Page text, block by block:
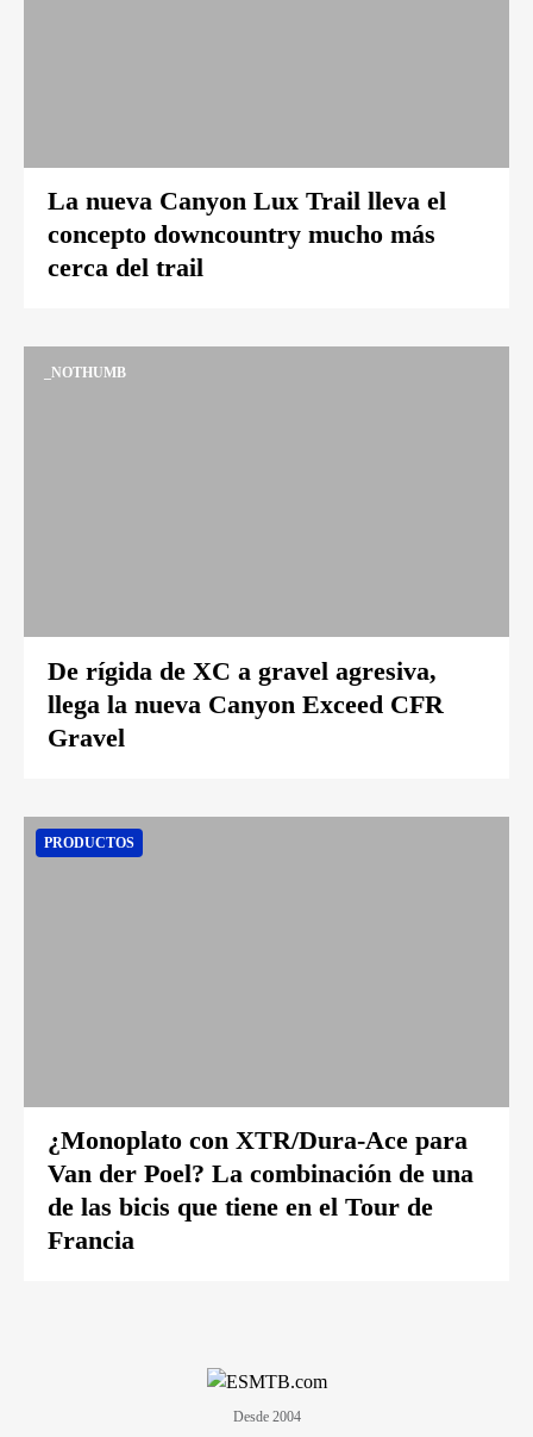
La nueva Canyon Lux Trail lleva el
concepto downcountry mucho más
cerca del trail
_NOTHUMB
De rígida de XC a gravel agresiva,
llega la nueva Canyon Exceed CFR
Gravel
PRODUCTOS
¿Monoplato con XTR/Dura-Ace para
Van der Poel? La combinación de una
de las bicis que tiene en el Tour de
Francia
Desde 2004